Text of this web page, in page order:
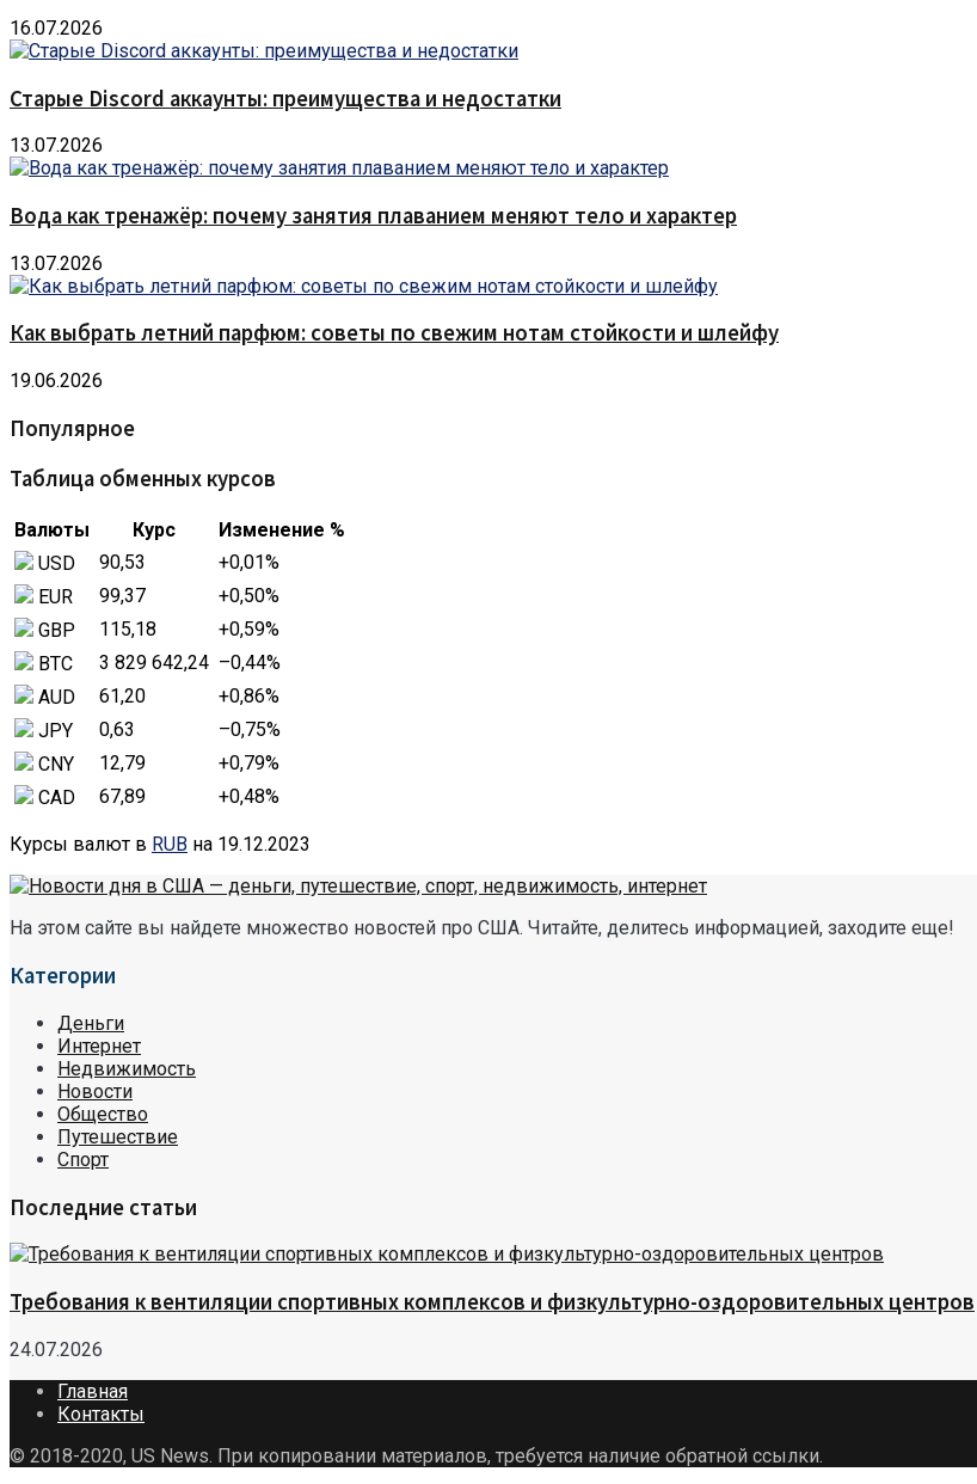
16.07.2026
Старые Discord аккаунты: преимущества и недостатки
13.07.2026
Вода как тренажёр: почему занятия плаванием меняют тело и характер
13.07.2026
Как выбрать летний парфюм: советы по свежим нотам стойкости и шлейфу
19.06.2026
Популярное
Таблица обменных курсов
Валюты Курс
Изменение %
USD
90,53 +0,01%
EUR
99,37 +0,50%
GBP
115,18 +0,59%
BTC
3 829 642,24 –0,44%
AUD
61,20 +0,86%
JPY
0,63 –0,75%
CNY
12,79 +0,79%
CAD
67,89 +0,48%
Курсы валют в RUB на 19.12.2023
На этом сайте вы найдете множество новостей про США. Читайте, делитесь информацией, заходите еще!
Категории
Деньги
Интернет
Недвижимость
Новости
Общество
Путешествие
Спорт
Последние статьи
Требования к вентиляции спортивных комплексов и физкультурно-оздоровительных центров
24.07.2026
Главная
Контакты
© 2018-2020, US News. При копировании материалов, требуется наличие обратной ссылки.